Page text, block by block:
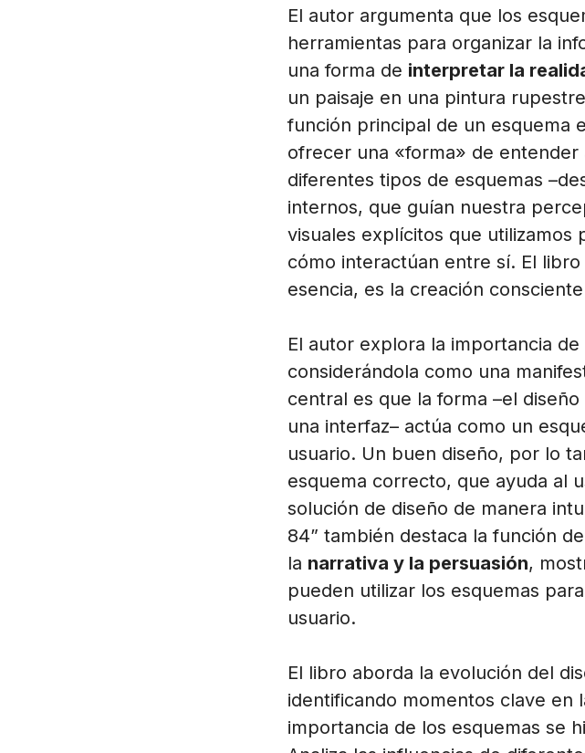
El autor argumenta que los
herramientas para organizar la
una forma de interpretar la
un paisaje en una pintura
función principal de un esquema
ofrecer una «forma» de entender
diferentes tipos de esquemas
internos, que guían nuestra
visuales explícitos que utilizamos
cómo interactúan entre sí. El
esencia, es la creación
El autor explora la importancia de
considerándola como una
central es que la forma –el
una interfaz– actúa como un
usuario. Un buen diseño, por lo
esquema correcto, que ayuda al
solución de diseño de manera
84” también destaca la función
la narrativa y la persuasión,
pueden utilizar los esquemas
usuario.
El libro aborda la evolución del
identificando momentos clave en
importancia de los esquemas se